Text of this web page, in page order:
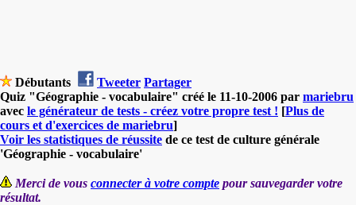
Débutants Tweeter Partager
Quiz "Géographie - vocabulaire" créé le 11-10-2006 par mariebru
avec le générateur de tests - créez votre propre test ! [Plus de
cours et d'exercices de mariebru]
Voir les statistiques de réussite de ce test de culture générale
'Géographie - vocabulaire'
Merci de vous connecter à votre compte pour sauvegarder votre
résultat.